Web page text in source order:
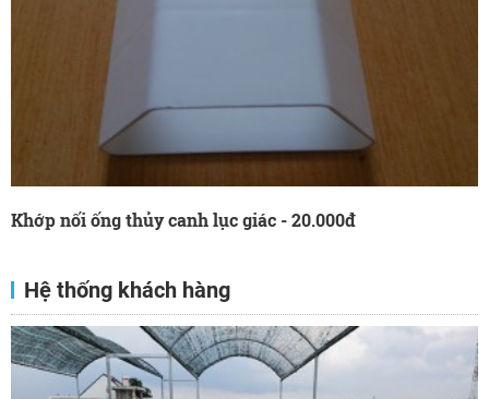
Khớp nối ống thủy canh lục giác - 20.000đ
Hệ thống khách hàng